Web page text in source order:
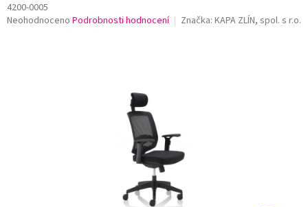
4200-0005
Průměrné
Neohodnoceno Podrobnosti hodnocení Značka: KAPA ZLÍN, spol. s r.o.